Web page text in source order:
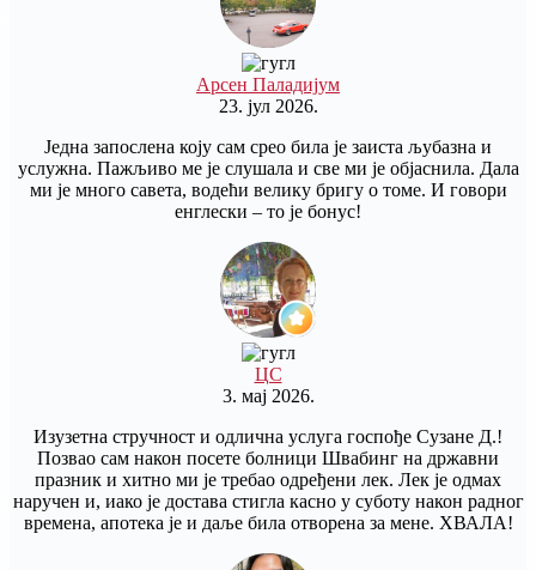
Арсен Паладијум
23. јул 2026.
Једна запослена коју сам срео била је заиста љубазна и
услужна. Пажљиво ме је слушала и све ми је објаснила. Дала
ми је много савета, водећи велику бригу о томе. И говори
енглески – то је бонус!
ЦС
3. мај 2026.
Изузетна стручност и одлична услуга госпође Сузане Д.!
Позвао сам након посете болници Швабинг на државни
празник и хитно ми је требао одређени лек. Лек је одмах
наручен и, иако је достава стигла касно у суботу након радног
времена, апотека је и даље била отворена за мене. ХВАЛА!